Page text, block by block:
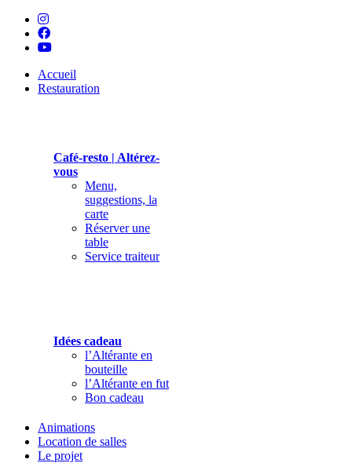
Accueil
Restauration
Café-resto | Altérez-
vous
Menu,
suggestions, la
carte
Réserver une
table
Service traiteur
Idées cadeau
l’Altérante en
bouteille
l’Altérante en fut
Bon cadeau
Animations
Location de salles
Le projet